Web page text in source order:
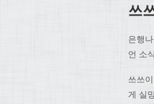
쓰
은행
언 소
쓰쓰
게 실